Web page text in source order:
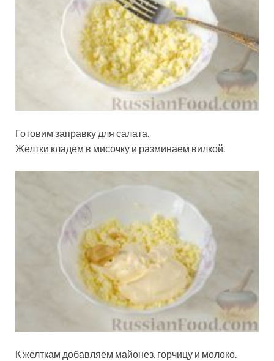
Готовим заправку для салата.
Желтки кладем в мисочку и разминаем вилкой.
К желткам добавляем майонез, горчицу и молоко.